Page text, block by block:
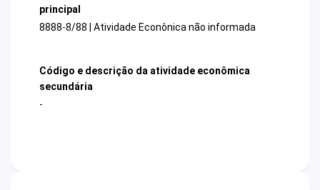
principal
8888-8/88 | Atividade Econônica não informada
Código e descrição da atividade econômica
secundária
-